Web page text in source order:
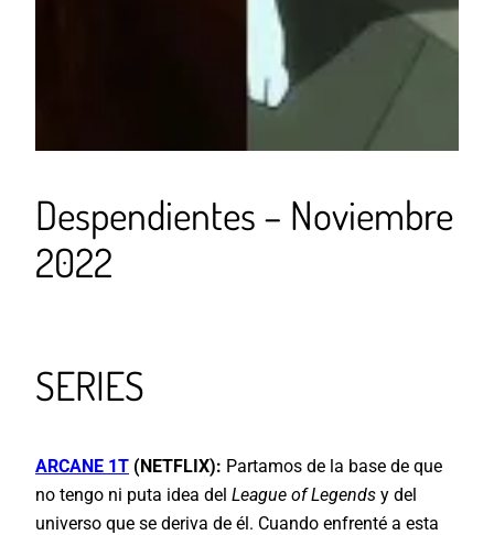
Despendientes – Noviembre
2022
SERIES
ARCANE 1T (NETFLIX): Partamos de la base de que
no tengo ni puta idea del League of Legends y del
universo que se deriva de él. Cuando enfrenté a esta